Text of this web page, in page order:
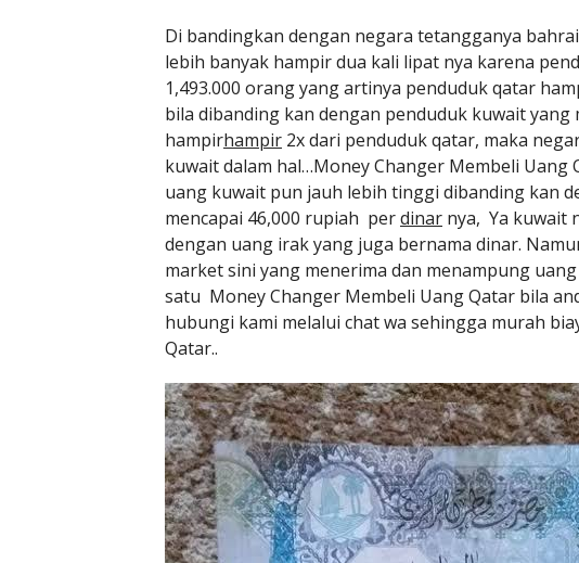
Di bandingkan dengan negara tetangganya
lebih banyak hampir dua kali lipat nya karena
1,493.000 orang yang artinya penduduk qatar
bila dibanding kan dengan penduduk kuwait yang
hampirhampir 2x dari penduduk qatar, maka
kuwait dalam hal…Money Changer Membeli Uang
uang kuwait pun jauh lebih tinggi dibanding kan
mencapai 46,000 rupiah perdinar nya, Ya kuwait
dengan uang irak yang juga bernama dinar.
market sini yang menerima dan menampung
satu Money Changer Membeli Uang Qatar bila
hubungi kami melalui chat wa sehingga murah
Qatar..